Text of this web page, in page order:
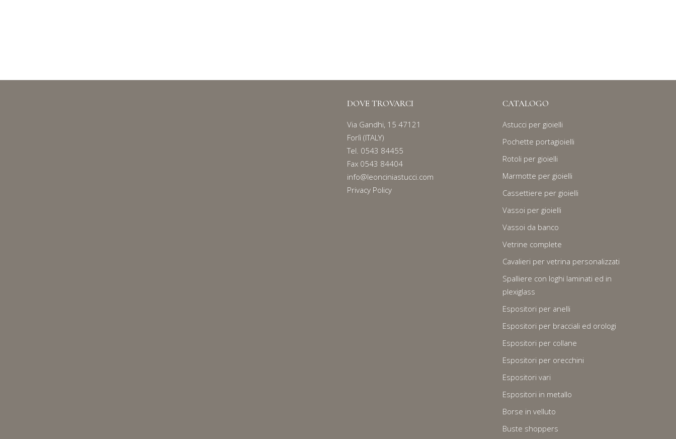
DOVE TROVARCI
Via Gandhi, 15 47121
Forlì (ITALY)
Tel. 0543 84455
Fax 0543 84404
info@leonciniastucci.com
Privacy Policy
CATALOGO
Astucci per gioielli
Pochette portagioielli
Rotoli per gioielli
Marmotte per gioielli
Cassettiere per gioielli
Vassoi per gioielli
Vassoi da banco
Vetrine complete
Cavalieri per vetrina personalizzati
Spalliere con loghi laminati ed in
plexiglass
Espositori per anelli
Espositori per bracciali ed orologi
Espositori per collane
Espositori per orecchini
Espositori vari
Espositori in metallo
Borse in velluto
Buste shoppers